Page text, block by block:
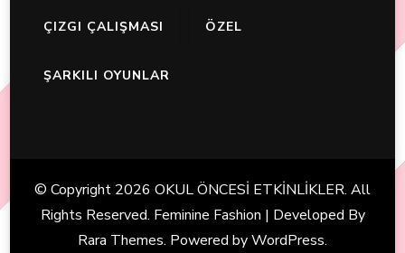
ÇIZGI ÇALIŞMASI ÖZEL
ŞARKILI OYUNLAR
© Copyright 2026 OKUL ÖNCESİ ETKİNLİKLER. All
Rights Reserved. Feminine Fashion | Developed By
Rara Themes. Powered byWordPress.